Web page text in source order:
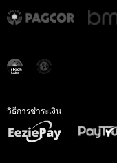
วิธีการชำระเงิน